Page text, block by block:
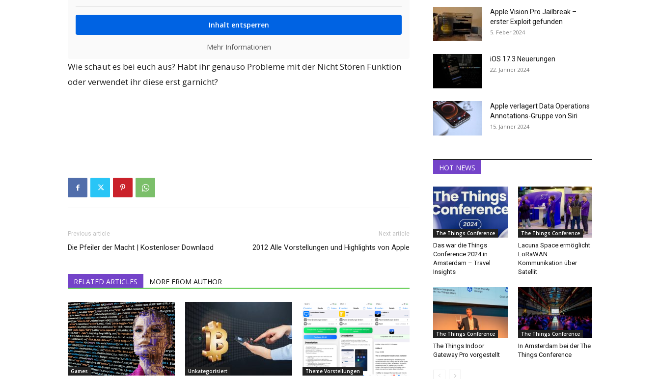
Inhalt entsperren
Mehr Informationen
Wie schaut es bei euch aus? Habt ihr genauso Probleme mit der Nicht Stören Funktion
oder verwendet ihr diese erst garnicht?
Previous article
Die Pfeiler der Macht | Kostenloser Downlaod
Next article
2012 Alle Vorstellungen und Highlights von Apple
RELATED ARTICLES MORE FROM AUTHOR
Games Unkategorisiert Theme Vorstellungen
Apple Vision Pro Jailbreak –
erster Exploit gefunden
5. Feber 2024
iOS 17.3 Neuerungen
22. Jänner 2024
Apple verlagert Data Operations
Annotations-Gruppe von Siri
15. Jänner 2024
HOT NEWS
The Things Conference
Das war die Things
Conference 2024 in
Amsterdam – Travel
Insights
The Things Conference
Lacuna Space ermöglicht
LoRaWAN
Kommunikation über
Satellit
The Things Conference
The Things Indoor
Gateway Pro vorgestellt
The Things Conference
In Amsterdam bei der The
Things Conference